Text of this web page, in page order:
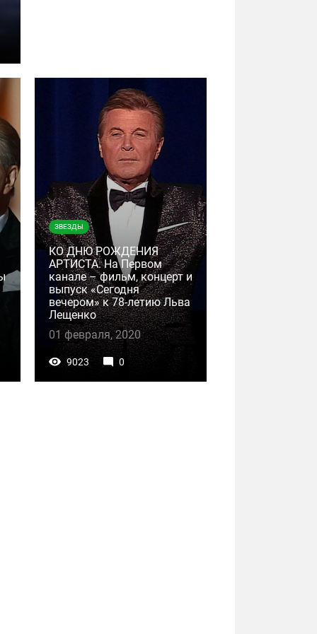
ЗВЕЗДЫ
КО ДНЮ РОЖДЕНИЯ
АРТИСТА. На Первом
канале – фильм, концерт и
выпуск «Сегодня
вечером» к 78-летию Льва
Лещенко
01 февраля, 2020
9023 0